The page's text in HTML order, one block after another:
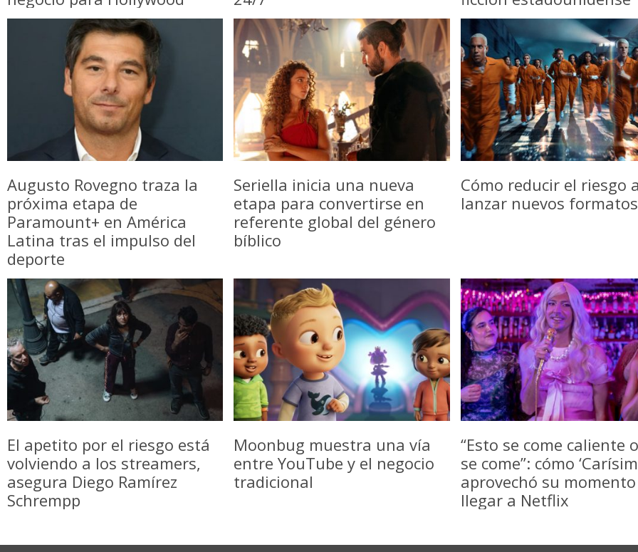
Augusto Rovegno traza la
próxima etapa de
Paramount+ en América
Latina tras el impulso del
deporte
Seriella inicia una nueva
etapa para convertirse en
referente global del género
bíblico
Cómo reducir el riesgo
lanzar nuevos formatos
El apetito por el riesgo está
volviendo a los streamers,
asegura Diego Ramírez
Schrempp
Moonbug muestra una vía
entre YouTube y el negocio
tradicional
“Esto se come caliente
se come”: cómo
aprovechó su
llegar a Netflix